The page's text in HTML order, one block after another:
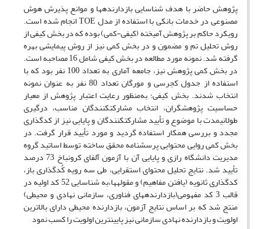
پژوهش حاضر با هدف شناسایی بازدارنده‎ها و موانع پذیرش هوش
مصنوعی در خدمات بانکی با استفاده از مدل TOE انجام شده است.
رویکرد حاکم بر پژوهش آمیخته (کیفی-کمی) بوده که در بخش کیفی از
روش تحلیل تم و مضمون و در بخش کمی نیز از روش پیمایشی بهره
گرفته شد. نمونه مورد مطالعه در بخش کیفی شامل 16 مصاحبه است.
در بخش کمی پژوهش نیز، جامعه آماری به تعداد 100 نفر بود که با
استفاده از جدول کجرسی و مورگان تعداد 80 نفر به عنوان نمونه
انتخاب شدند. بخش کیفی؛ به‌منظور رعایت اعتبار پژوهش از معیار
حساسیت پژوهشگران، انتخاب مشارکت‎کنندگان مناسب، درگیری
طولانی‎مدت با موضوع و تأیید مشارکت‎کنندگان و پایایی نیز از کدگذاری
مجدد و بررسی همکار استفاده گردید و مورد تأیید قرار گرفت. در
بخش کمی روایی محتوایی پرسشنامه محقق ساخته توسط اساتید گروه
مدیریت دانشگاه رازی و پایایی آن با آزمون آلفای کرونباخ 73 درصد
تأیید شد. نتایج تحلیل محتوای استقرایی، طی سه رویه کُدگذاری باز،
کدگذاری ثانویه (یافتن مفاهیم) و مقوله‎ها،به شناسایی 52 کد اولیه در
قالب 3 کد مفهومی(بازدارنده‎های فناوری، سازمانی نهادی و محیطی)
منتج شد که بر اساس نتایج آزمون، بازدارنده محیطی دارای بالاترین
اولویت و بازدارنده نهادی سازمانی نیز پایین‎ترین اولویت را کسب نمود